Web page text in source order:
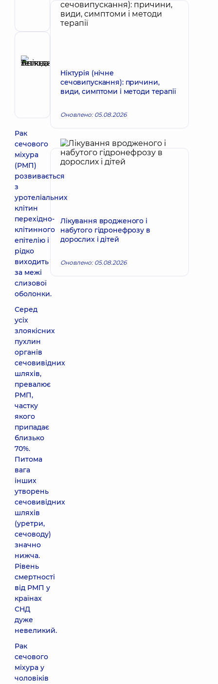
Володимирович
Уролог
Тетяна
Володимирівна
Терапевт;
Ревматолог
Запис до лікаря
Рак
сечового
міхура
(РМП)
розвивається
з
уротеліальних
клітин
перехідно-
клітинного
епітелію і
рідко
виходить
за межі
слизової
оболонки.
Серед
усіх
злоякісних
пухлин
органів
сечовивідних
шляхів,
превалює
РМП,
частку
якого
припадає
близько
70%.
Питома
вага
інших
утворень
сечовивідних
шляхів
(уретри,
сечоводу)
значно
нижча.
Рівень
смертності
від РМП у
країнах
СНД
дуже
невеликий.
Рак
сечового
міхура у
чоловіків
Ніктурія (нічне
сечовипускання): причини,
види, симптоми і методи терапії
Оновлено: 05.08.2026
Лікування вродженого і
набутого гідронефрозу в
дорослих і дітей
Оновлено: 05.08.2026